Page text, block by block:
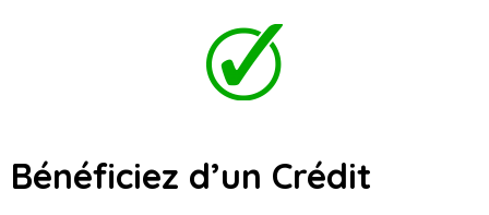
Bénéficiez d’un Crédit